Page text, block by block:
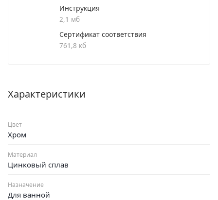
Инструкция
2,1 мб
Сертификат соответствия
761,8 кб
Характеристики
Цвет
Хром
Материал
Цинковый сплав
Назначение
Для ванной